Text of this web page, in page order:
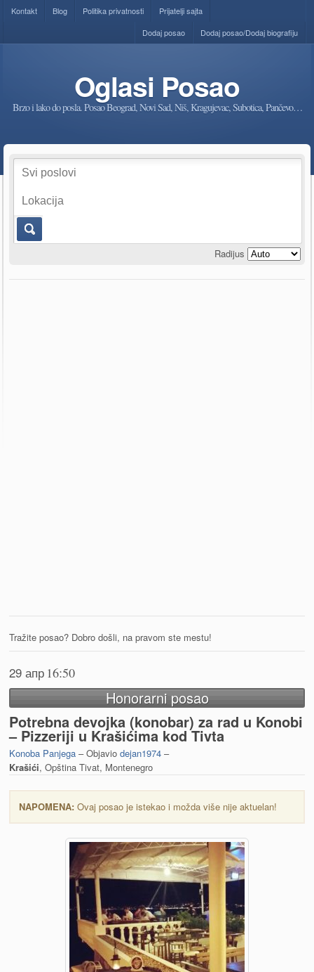
Kontakt Blog Politika privatnosti
Prijatelji sajta
Dodaj posao/Dodaj biografiju
Dodaj posao
Oglasi Posao
Brzo i lako do posla. Posao Beograd, Novi Sad, Niš, Kragujevac, Subotica, Pančevo…
Radijus
Tražite posao? Dobro došli, na pravom ste mestu!
29 апр 16:50
Honorarni posao
Potrebna devojka (konobar) za rad u Konobi
– Pizzeriji u Krašićima kod Tivta
Konoba Panjega – Objaviodejan1974 –
Krašići, Opština Tivat, Montenegro
NAPOMENA: Ovaj posao je istekao i možda više nije aktuelan!